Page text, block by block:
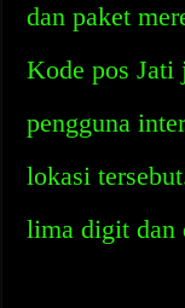
dan paket
Kode pos Jati
pengguna
lokasi
lima digit dan